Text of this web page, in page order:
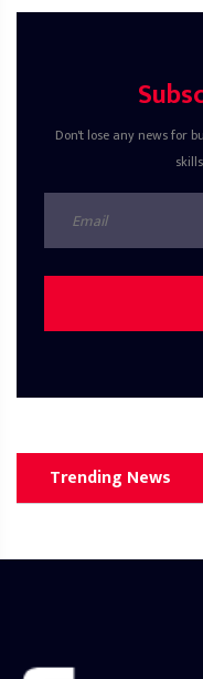
Don't lose any news for
Trending News